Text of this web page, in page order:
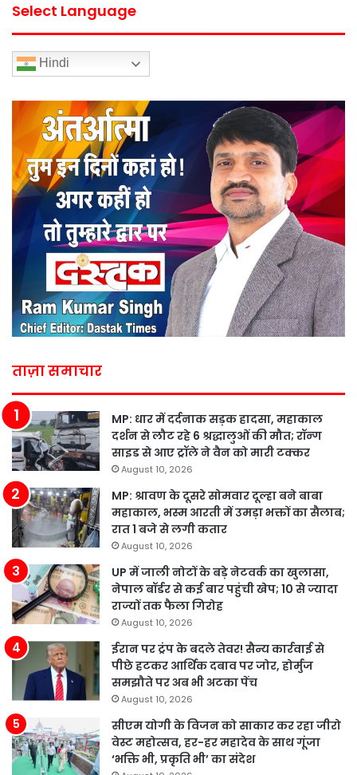
Select Language
Hindi
ताज़ा समाचार
MP: धार में दर्दनाक सड़क हादसा, महाकाल
दर्शन से लौट रहे 6 श्रद्धालुओं की मौत; रॉन्ग
साइड से आए ट्रॉले ने वैन को मारी टक्कर
August 10, 2026
MP: श्रावण के दूसरे सोमवार दूल्हा बने बाबा
महाकाल, भस्म आरती में उमड़ा भक्तों का सैलाब;
रात 1 बजे से लगी कतार
August 10, 2026
UP में जाली नोटों के बड़े नेटवर्क का खुलासा,
नेपाल बॉर्डर से कई बार पहुंची खेप; 10 से ज्यादा
राज्यों तक फैला गिरोह
August 10, 2026
ईरान पर ट्रंप के बदले तेवर! सैन्य कार्रवाई से
पीछे हटकर आर्थिक दबाव पर जोर, होर्मुज
समझौते पर अब भी अटका पेंच
August 10, 2026
सीएम योगी के विजन को साकार कर रहा जीरो
वेस्ट महोत्सव, हर-हर महादेव के साथ गूंजा
‘भक्ति भी, प्रकृति भी’ का संदेश